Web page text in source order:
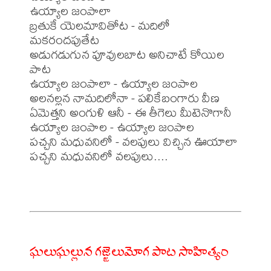
ఉయ్యాల జంపాలా
బ్రతుకే యెలమావితోట - మదిలో
మకరందపుతేట
అడుగడుగున పూవులబాట అనిచాటే కోయిల
పాట
ఉయ్యాల జంపాలా - ఉయ్యాల జంపాల
అలనల్లన నామదిలోనా - పలికేబంగారు వీణ
ఏమెత్తని అంగుళి ఆనీ - ఈ తీగెలు మీటెనొగానీ
ఉయ్యాల జంపాల - ఉయ్యాల జంపాల
పచ్చని మధువనిలో - వలపులు విచ్చిన ఊయాలా
పచ్చని మధువనిలో వలపులు....
ఘలుఘల్లున గజ్జెలుమోగ పాట సాహిత్యం